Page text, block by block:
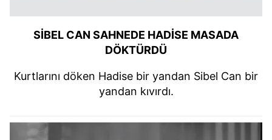
SİBEL CAN SAHNEDE HADİSE MASADA
DÖKTÜRDÜ
Kurtlarını döken Hadise bir yandan Sibel Can bir
yandan kıvırdı.